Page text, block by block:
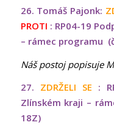
26. Tomáš Pajonk:
PROTI : RP04-19
– rámec programu
Náš postoj popisuje
27. ZDRŽELI SE :
Zlínském kraji –
18Z)